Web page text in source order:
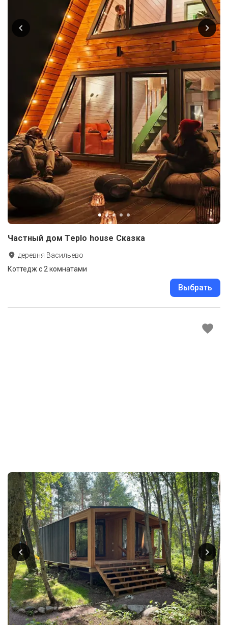
Частный дом Teplo house Сказка
деревня Васильево
Коттедж с 2 комнатами
Выбрать